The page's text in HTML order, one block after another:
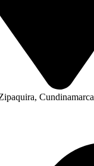
Cundinamarca